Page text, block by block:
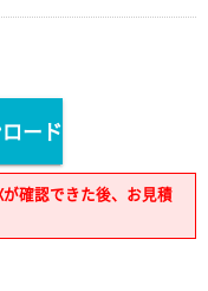
ード
確認できた後、お見積